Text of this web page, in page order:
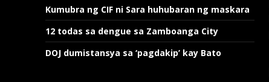
Kumubra ng CIF ni Sara huhubaran ng maskara
12 todas sa dengue sa Zamboanga City
DOJ dumistansya sa ‘pagdakip’ kay Bato